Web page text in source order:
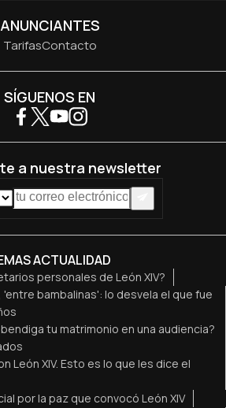
ANUNCIANTES
TarifasContacto
ACTUALIDAD
personales de León XIV?
'entre bambalinas': lo desvela el que fue
tu matrimonio en una audiencia?
León XIV. Esto es lo que les dice el
por la paz que convocó León XIV
SÍGUENOS EN
a nuestra newsletter